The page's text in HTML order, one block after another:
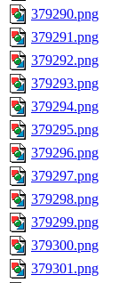
379290.png
379291.png
379292.png
379293.png
379294.png
379295.png
379296.png
379297.png
379298.png
379299.png
379300.png
379301.png